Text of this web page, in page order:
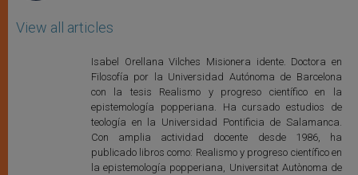
View all articles
Isabel Orellana Vilches Misionera idente. Doctora en
Filosofía por la Universidad Autónoma de Barcelona
con la tesis Realismo y progreso científico en la
epistemología popperiana. Ha cursado estudios de
teología en la Universidad Pontificia de Salamanca.
Con amplia actividad docente desde 1986, ha
publicado libros como: Realismo y progreso científico en
la epistemología popperiana, Universitat Autònoma de